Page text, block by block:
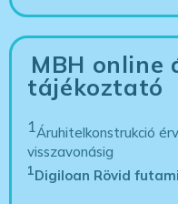
MBH online
tájékoztató
1Áruhitelkonstrukció
visszavonásig
1Digiloan Rövid